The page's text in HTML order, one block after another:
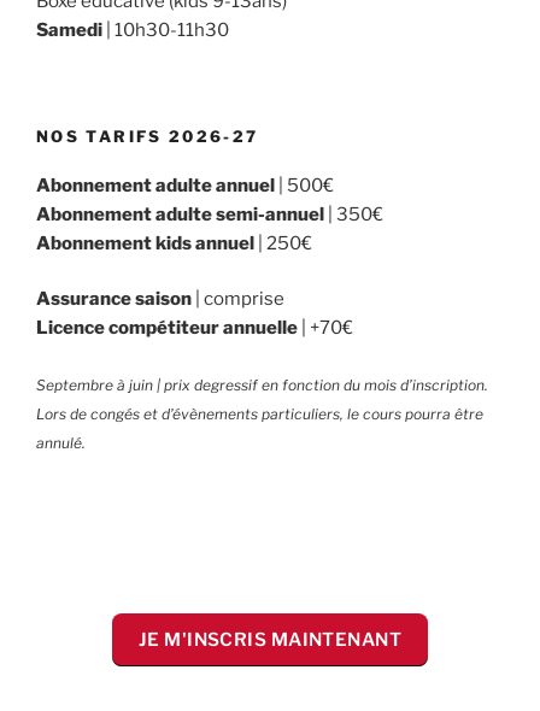
Samedi | 10h30-11h30
NOS TARIFS 2026-27
Abonnement adulte annuel | 500€
Abonnement adulte semi-annuel | 350€
Abonnement kids annuel | 250€
Assurance saison | comprise
Licence compétiteur annuelle | +70€
Septembre à juin | prix degressif en fonction du mois d’inscription.
Lors de congés et d’évènements particuliers, le cours pourra être
annulé.
JE M'INSCRIS MAINTENANT